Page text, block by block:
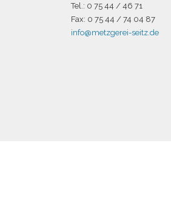
Tel.: 0 75 44 / 46 71
Fax: 0 75 44 / 74 04 87
info@metzgerei-seitz.de